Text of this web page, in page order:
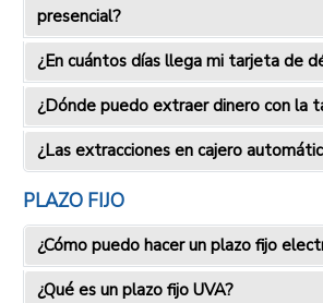
presencial?
¿En cuántos días llega mi tarjeta de
¿Dónde puedo extraer dinero con la
¿Las extracciones en cajero
PLAZO FIJO
¿Cómo puedo hacer un plazo fijo
¿Qué es un plazo fijo UVA?